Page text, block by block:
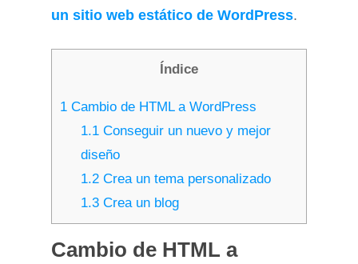
un sitio web estático de WordPress.
Índice
1 Cambio de HTML a WordPress
1.1Conseguir un nuevo y mejor
diseño
1.2Crea un tema personalizado
1.3Crea un blog
Cambio de HTML a